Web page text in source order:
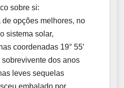
sobre si:
de opções melhores, no
sistema solar,
coordenadas 19° 55′
sobrevivente dos anos
leves sequelas